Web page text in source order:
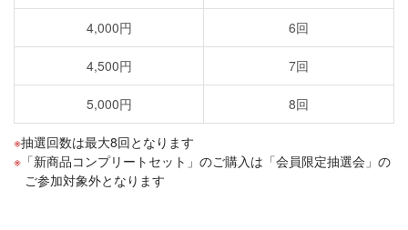
4,000円 6回
4,500円 7回
5,000円 8回
抽選回数は最大8回となります
「新商品コンプリートセット」のご購入は「会員限定抽選会」の
ご参加対象外となります